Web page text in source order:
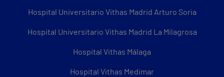
Hospital Universitario Vithas Madrid Arturo Soria
Hospital Universitario Vithas Madrid La Milagrosa
Hospital Vithas Málaga
Hospital Vithas Medimar